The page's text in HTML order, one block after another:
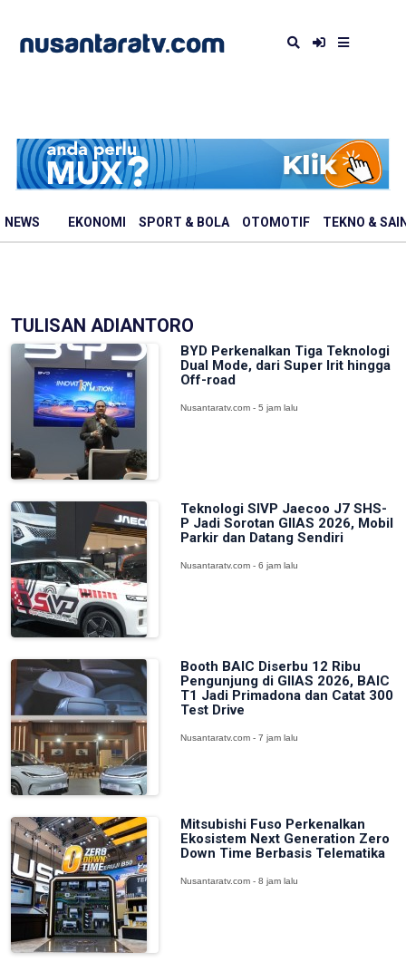
NEWS EKONOMI SPORT & BOLA OTOMOTIF TEKNO &
TULISAN ADIANTORO
BYD Perkenalkan Tiga Teknologi
Dual Mode, dari Super Irit hingga
Off-road
Nusantaratv.com - 5 jam lalu
Teknologi SIVP Jaecoo J7 SHS-
P Jadi Sorotan GIIAS 2026, Mobil
Parkir dan Datang Sendiri
Nusantaratv.com - 6 jam lalu
Booth BAIC Diserbu 12 Ribu
Pengunjung di GIIAS 2026, BAIC
T1 Jadi Primadona dan Catat 300
Test Drive
Nusantaratv.com - 7 jam lalu
Mitsubishi Fuso Perkenalkan
Ekosistem Next Generation Zero
Down Time Berbasis Telematika
Nusantaratv.com - 8 jam lalu